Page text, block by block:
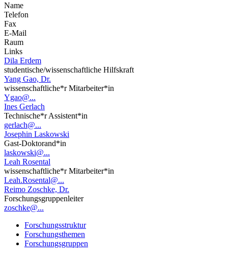
Name
Telefon
Fax
E-Mail
Raum
Links
Dila Erdem
studentische/wissenschaftliche Hilfskraft
Yang Gao, Dr.
wissenschaftliche*r Mitarbeiter*in
Ygao@...
Ines Gerlach
Technische*r Assistent*in
gerlach@...
Josephin Laskowski
Gast-Doktorand*in
laskowski@...
Leah Rosental
wissenschaftliche*r Mitarbeiter*in
Leah.Rosental@...
Reimo Zoschke, Dr.
Forschungsgruppenleiter
zoschke@...
Forschungsstruktur
Forschungsthemen
Forschungsgruppen